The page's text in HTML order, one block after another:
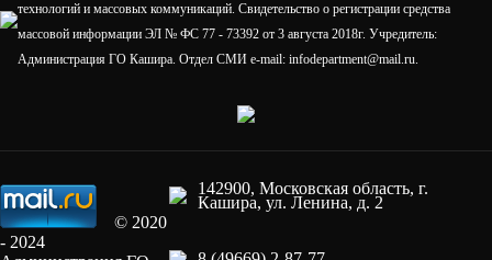
технологий и массовых коммуникаций. Свидетельство о регистрации средства
массовой информации ЭЛ № ФС 77 - 73392 от 3 августа 2018г. Учредитель:
Администрация ГО Кашира. Отдел СМИ e-mail: infodepartment@mail.ru.
142900, Московская область, г.
Кашира, ул. Ленина, д. 2
© 2020
- 2024